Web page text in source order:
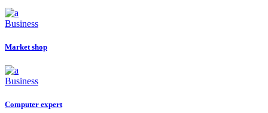
Business
Market shop
Business
Computer expert